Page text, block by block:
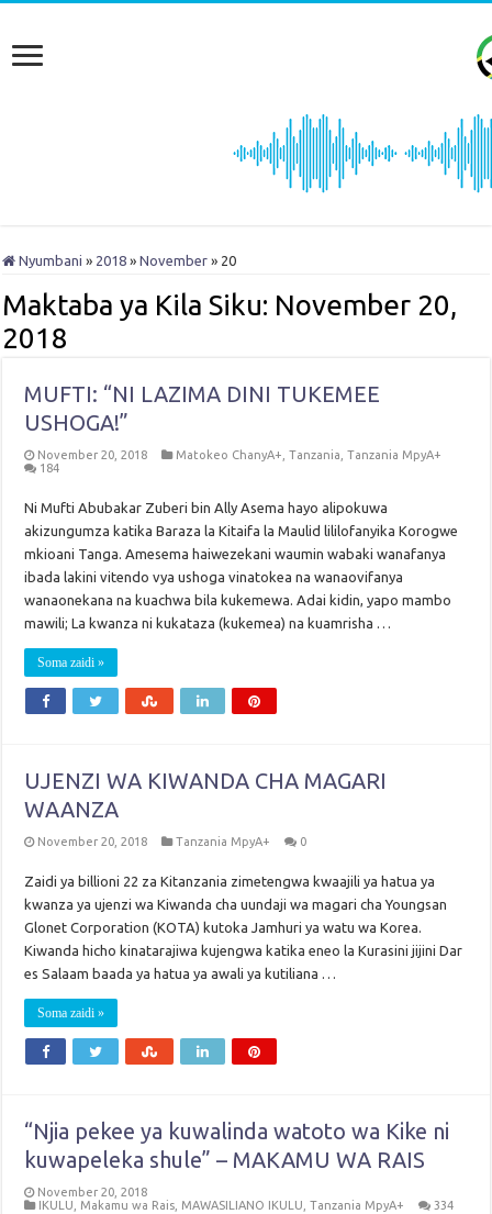
Nyumbani » 2018 » November » 20
Maktaba ya Kila Siku: November 20,
2018
MUFTI: “NI LAZIMA DINI TUKEMEE
USHOGA!”
November 20, 2018 Matokeo ChanyA+ ,Tanzania ,Tanzania MpyA+
184
Ni Mufti Abubakar Zuberi bin Ally Asema hayo alipokuwa
akizungumza katika Baraza la Kitaifa la Maulid lililofanyika Korogwe
mkioani Tanga. Amesema haiwezekani waumin wabaki wanafanya
ibada lakini vitendo vya ushoga vinatokea na wanaovifanya
wanaonekana na kuachwa bila kukemewa. Adai kidin, yapo mambo
mawili; La kwanza ni kukataza (kukemea) na kuamrisha …
Soma zaidi »
UJENZI WA KIWANDA CHA MAGARI
WAANZA
November 20, 2018 Tanzania MpyA+ 0
Zaidi ya billioni 22 za Kitanzania zimetengwa kwaajili ya hatua ya
kwanza ya ujenzi wa Kiwanda cha uundaji wa magari cha Youngsan
Glonet Corporation (KOTA) kutoka Jamhuri ya watu wa Korea.
Kiwanda hicho kinatarajiwa kujengwa katika eneo la Kurasini jijini Dar
es Salaam baada ya hatua ya awali ya kutiliana …
Soma zaidi »
“Njia pekee ya kuwalinda watoto wa Kike ni
kuwapeleka shule” – MAKAMU WA RAIS
November 20, 2018
IKULU
Makamu wa Rais MAWASILIANO IKULU ,Tanzania MpyA+ 334